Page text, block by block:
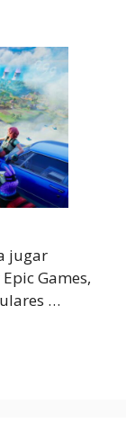
jugar
Games,
…